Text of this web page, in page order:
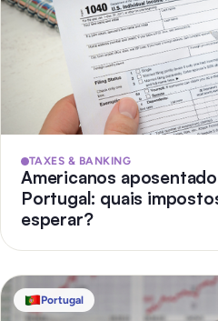
TAXES & BANKING
Americanos
Portugal: quais
esperar?
Portugal